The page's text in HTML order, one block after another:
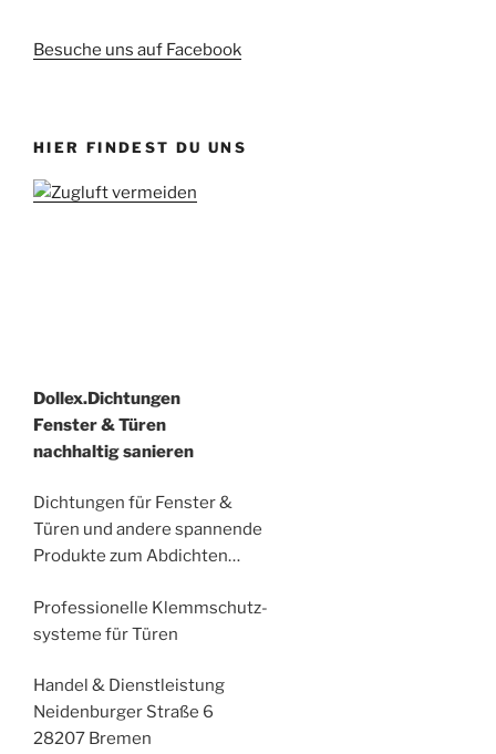
Besuche uns auf Facebook
HIER FINDEST DU UNS
Dollex.Dichtungen
Fenster & Türen
nachhaltig sanieren
Dichtungen für Fenster &
Türen und andere spannende
Produkte zum Abdichten…
Professionelle Klemmschutz-
systeme für Türen
Handel & Dienstleistung
Neidenburger Straße 6
28207 Bremen